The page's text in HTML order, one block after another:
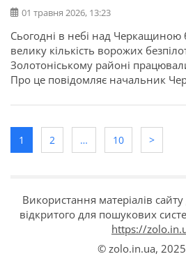
01 травня 2026, 13:23
Сьогодні в небі над Черкащиною
велику кількість ворожих
Золотоніському районі
Про це повідомляє начальник
районі уламками БпЛА та
вікна. Травмованих немає.
закладу перебували в укритті. […]
1 2 … 10 >
Використання матеріалів
відкритого для пошукових
https://
© zolo.in.ua,